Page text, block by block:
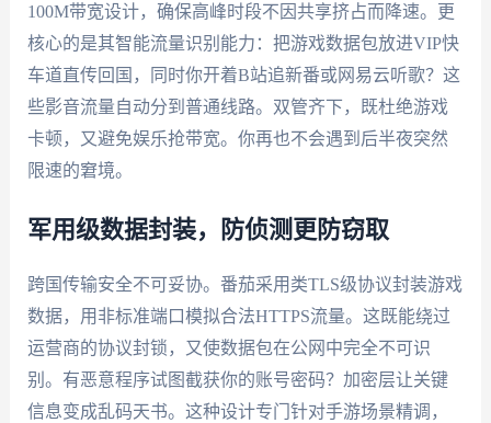
100M带宽设计，确保高峰时段不因共享挤占而降速。更
核心的是其智能流量识别能力：把游戏数据包放进VIP快
车道直传回国，同时你开着B站追新番或网易云听歌？这
些影音流量自动分到普通线路。双管齐下，既杜绝游戏
卡顿，又避免娱乐抢带宽。你再也不会遇到后半夜突然
限速的窘境。
军用级数据封装，防侦测更防窃取
跨国传输安全不可妥协。番茄采用类TLS级协议封装游戏
数据，用非标准端口模拟合法HTTPS流量。这既能绕过
运营商的协议封锁，又使数据包在公网中完全不可识
别。有恶意程序试图截获你的账号密码？加密层让关键
信息变成乱码天书。这种设计专门针对手游场景精调，